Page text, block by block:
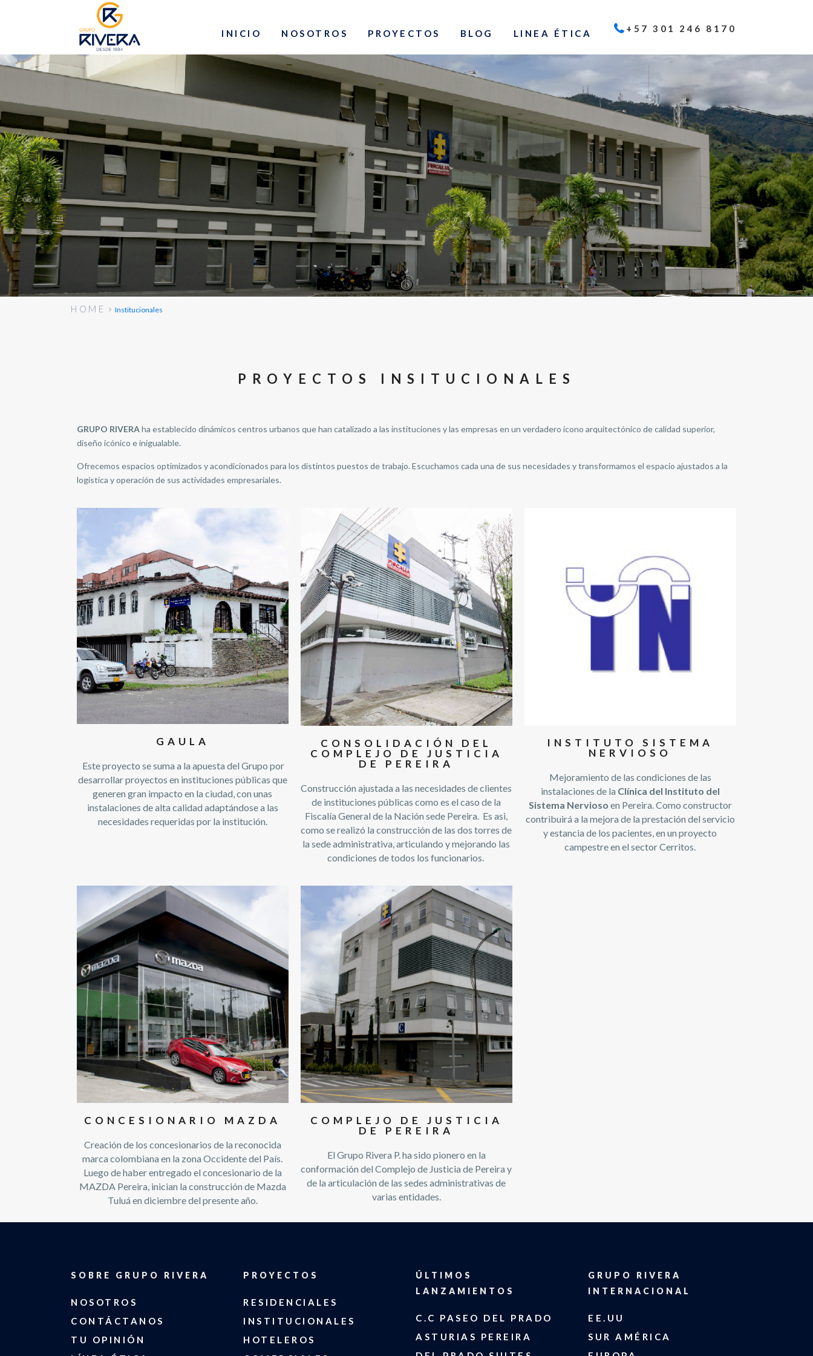
+57 301 246 8170
INICIO NOSOTROS PROYECTOS BLOG LINEA ÉTICA
HOME Institucionales
PROYECTOS INSITUCIONALES
GRUPO RIVERAha establecido dinámicos centros urbanos que han catalizado a las instituciones y las empresas en un verdadero icono arquitectónico de calidad superior,
diseño icónico e inigualable.
Ofrecemos espacios optimizados y acondicionados para los distintos puestos de trabajo. Escuchamos cada una de sus necesidades y transformamos el espacio ajustados a la
logística y operación de sus actividades empresariales.
GAULA
Este proyecto se suma a la apuesta del Grupo por
desarrollar proyectos en instituciones públicas que
generen gran impacto en la ciudad, con unas
instalaciones de alta calidad adaptándose a las
necesidades requeridas por la institución.
CONSOLIDACIÓN DEL
COMPLEJO DE JUSTICIA
DE PEREIRA
Construcción ajustada a las necesidades de clientes
de instituciones públicas como es el caso de la
Fiscalía General de la Nación sede Pereira. Es asi,
como se realizó la construcción de las dos torres de
la sede administrativa, articulando y mejorando las
condiciones de todos los funcionarios.
INSTITUTO SISTEMA
NERVIOSO
Mejoramiento de las condiciones de las
instalaciones de la Clínica del Instituto del
Sistema Nervioso en Pereira. Como constructor
contribuirá a la mejora de la prestación del servicio
y estancia de los pacientes, en un proyecto
campestre en el sector Cerritos.
CONCESIONARIO MAZDA
Creación de los concesionarios de la reconocida
marca colombiana en la zona Occidente del País.
Luego de haber entregado el concesionario de la
MAZDA Pereira, inician la construcción de Mazda
Tuluá en diciembre del presente año.
COMPLEJO DE JUSTICIA
DE PEREIRA
El Grupo Rivera P. ha sido pionero en la
conformación del Complejo de Justicia de Pereira y
de la articulación de las sedes administrativas de
varias entidades.
SOBRE GRUPO RIVERA
NOSOTROS
CONTÁCTANOS
TU OPINIÓN
PROYECTOS
RESIDENCIALES
INSTITUCIONALES
HOTELEROS
ÚLTIMOS
LANZAMIENTOS
C.C PASEO DEL PRADO
ASTURIAS PEREIRA
GRUPO RIVERA
INTERNACIONAL
EE.UU
SUR AMÉRICA